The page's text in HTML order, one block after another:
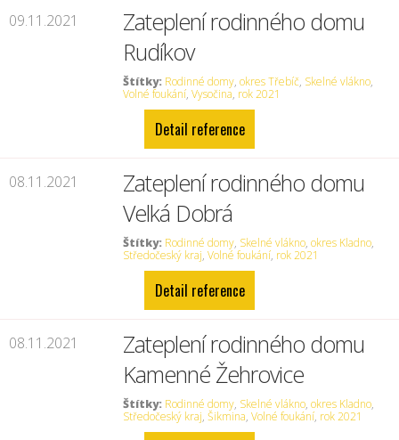
09.11.2021
Zateplení rodinného domu
Rudíkov
Štítky: Rodinné domy,okres Třebíč, Skelné vlákno,
Volné foukání,Vysočina, rok 2021
Detail reference
08.11.2021
Zateplení rodinného domu
Velká Dobrá
Štítky: Rodinné domy, Skelné vlákno,okres Kladno,
Středočeský kraj,Volné foukání, rok 2021
Detail reference
08.11.2021
Zateplení rodinného domu
Kamenné Žehrovice
Štítky: Rodinné domy, Skelné vlákno,okres Kladno,
Středočeský kraj,Šikmina,Volné foukání, rok 2021